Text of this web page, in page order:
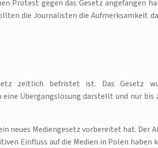
Protest gegen das Gesetz angefangen
die Journalisten die Aufmerksamkeit
zeitlich befristet ist. Das Gesetz
Übergangslösung darstellt und nur bis
neues Mediengesetz vorbereitet hat. Der
Einfluss auf die Medien in Polen haben